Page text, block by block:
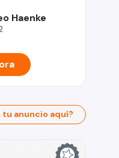
Haenke
tu anuncio aquí?